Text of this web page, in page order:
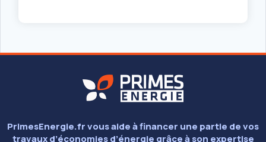
PrimesEnergie.fr vous aide à financer une partie de vos
travaux d’économies d’énergie grâce à son expertise